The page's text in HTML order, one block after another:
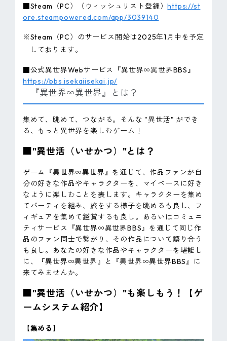
■Steam（PC）（ウィッシュリスト登録）https://st
ore.steampowered.com/app/3039140
※Steam（PC）のサービス開始は2025年1月中を予定
しております。
■公式異世界Webサービス『異世界∞異世界BBS』
https://bbs.isekaiisekai.jp/
『異世界∞異世界』とは？
集めて、眺めて、つながる。そんな "異世活" ができ
る、もっと異世界を楽しむゲーム！
■"異世活（いせかつ）"とは？
ゲーム『異世界∞異世界』を通じて、作品ファンが自
分の好きな作品やキャラクターを、マイペースに好き
なように楽しむことを表します。キャラクターを集め
てパーティを組み、旅をする様子を眺めるも良し、フ
ィギュアを集めて鑑賞するも良し。あるいはコミュニ
ティサービス『異世界∞異世界BBS』を通じて同じ作
品のファン同士で繋がり、その作品について語り合う
も良し。あなたの好きな作品やキャラクターを堪能し
に、『異世界∞異世界』と『異世界∞異世界BBS』に
来てみませんか。
■"異世活（いせかつ）"も楽しもう！【ゲ
ームシステム紹介】
【集める】